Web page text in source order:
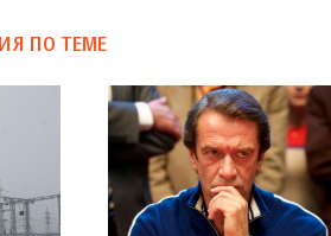
ПО ТЕМЕ